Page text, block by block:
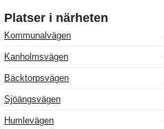
Platser i närheten
Kommunalvägen
Kanholmsvägen
Bäcktorpsvägen
Sjöängsvägen
Humlevägen